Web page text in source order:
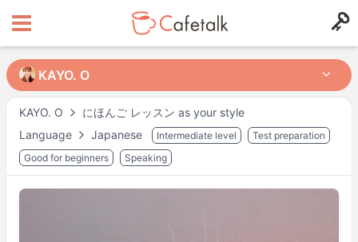
KAYO. O
にほんご レッスン as your style
Language
Japanese Intermediate level
Test preparation
Good for beginners
Speaking
KAYO. O
KAYO. O
from in
978 232
Horarios disponibles